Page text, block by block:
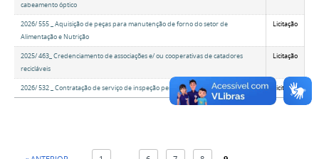
cabeamento óptico
2026/ 555 _ Aquisição de peças para manutenção de forno do setor de
Alimentação e Nutrição
Licitação
2025/ 463_ Credenciamento de associações e/ ou cooperativas de catadores
recicláveis
Licitação
2026/ 532 _ Contratação de serviço de inspeção periódica de caldeira a lenha Licitação